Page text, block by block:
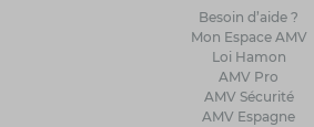
Besoin d’aide ?
Mon Espace AMV
Loi Hamon
AMV Pro
AMV Sécurité
AMV Espagne